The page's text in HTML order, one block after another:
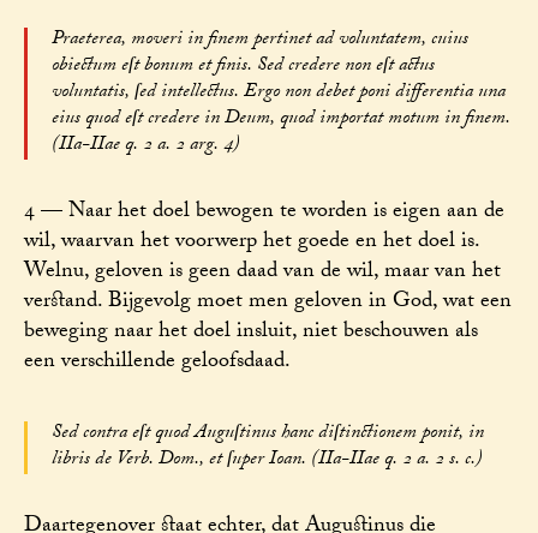
Praeterea, moveri in finem pertinet ad voluntatem, cuius
obiectum eſt bonum et finis. Sed credere non eſt actus
voluntatis, ſed intellectus. Ergo non debet poni differentia una
eius quod eſt credere in Deum, quod importat motum in finem.
(IIa-IIae q. 2 a. 2 arg. 4)
4 — Naar het doel bewogen te worden is eigen aan de
wil, waarvan het voorwerp het goede en het doel is.
Welnu, geloven is geen daad van de wil, maar van het
verstand. Bijgevolg moet men geloven in God, wat een
beweging naar het doel insluit, niet beschouwen als
een verschillende geloofsdaad.
Sed contra eſt quod Auguſtinus hanc diſtinctionem ponit, in
libris de Verb. Dom., et ſuper Ioan. (IIa-IIae q. 2 a. 2 s. c.)